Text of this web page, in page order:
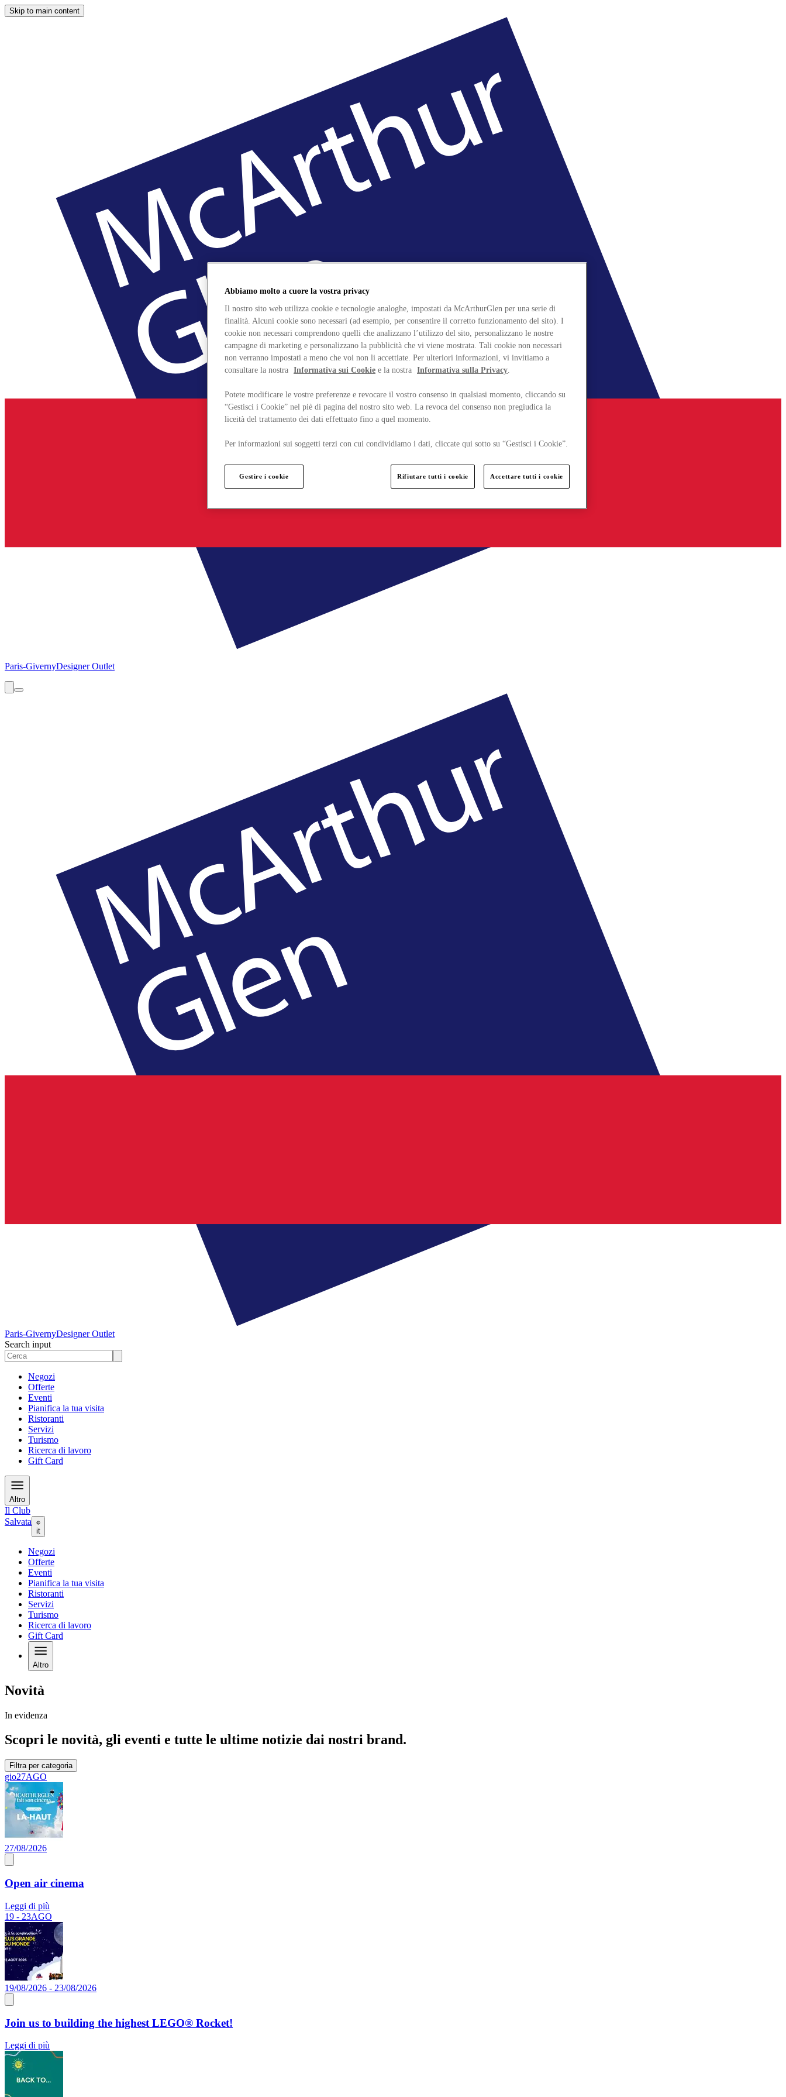
Skip to main content
Paris-GivernyDesigner Outlet
Paris-GivernyDesigner Outlet
Search input
Negozi
Offerte
Eventi
Pianifica la tua visita
Ristoranti
Servizi
Turismo
Ricerca di lavoro
Gift Card
Altro
Il Club
Salvata
it
Negozi
Offerte
Eventi
Pianifica la tua visita
Ristoranti
Servizi
Turismo
Ricerca di lavoro
Gift Card
Altro
Novità
In evidenza
Scopri le novità, gli eventi e tutte le ultime notizie dai nostri brand.
Filtra per categoria
gio27AGO
27/08/2026
Open air cinema
Leggi di più
19 - 23AGO
19/08/2026 - 23/08/2026
Join us to building the highest LEGO® Rocket!
Leggi di più
Abbiamo molto a cuore la vostra privacy
Il nostro sito web utilizza cookie e tecnologie analoghe, impostati da McArthurGlen per una serie di
finalità. Alcuni cookie sono necessari (ad esempio, per consentire il corretto funzionamento del sito). I
cookie non necessari comprendono quelli che analizzano l’utilizzo del sito, personalizzano le nostre
campagne di marketing e personalizzano la pubblicità che vi viene mostrata. Tali cookie non necessari
non verranno impostati a meno che voi non li accettiate. Per ulteriori informazioni, vi invitiamo a
consultare la nostra Informativa sui Cookie e la nostra Informativa sulla Privacy.
Potete modificare le vostre preferenze e revocare il vostro consenso in qualsiasi momento, cliccando su
“Gestisci i Cookie” nel piè di pagina del nostro sito web. La revoca del consenso non pregiudica la
liceità del trattamento dei dati effettuato fino a quel momento.
Per informazioni sui soggetti terzi con cui condividiamo i dati, cliccate qui sotto su “Gestisci i Cookie”.
Gestire i cookie Rifiutare tutti i cookie Accettare tutti i cookie